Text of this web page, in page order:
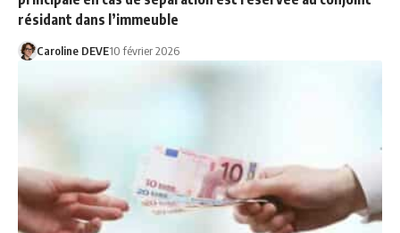
résidant dans l’immeuble
Caroline DEVE10 février 2026